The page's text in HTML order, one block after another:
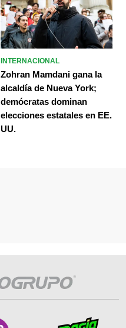
INTERNACIONAL
Zohran Mamdani gana la
alcaldía de Nueva York;
demócratas dominan
elecciones estatales en EE.
UU.